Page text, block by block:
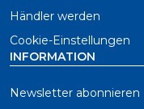
Händler werden
Cookie-Einstellungen
INFORMATION
Newsletter abonnieren